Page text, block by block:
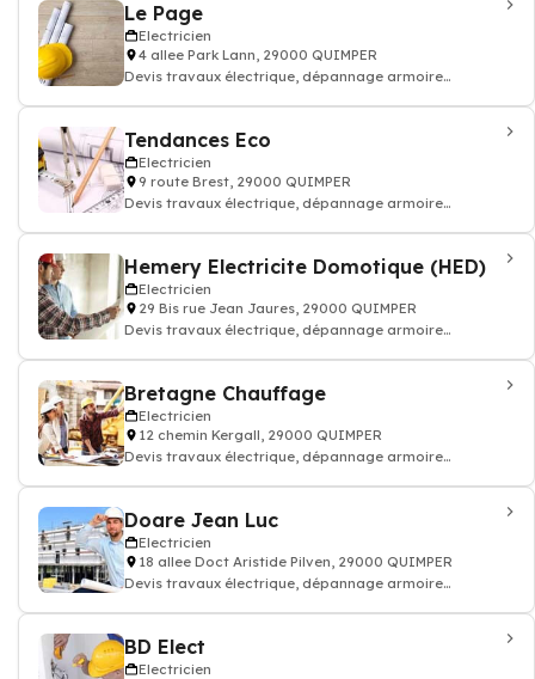
Le Page
Electricien
4 allee Park Lann, 29000 QUIMPER
Devis travaux électrique, dépannage armoire
Tendances Eco
Electricien
9 route Brest, 29000 QUIMPER
Devis travaux électrique, dépannage armoire
Hemery Electricite Domotique (HED)
Electricien
29 Bis rue Jean Jaures, 29000 QUIMPER
Devis travaux électrique, dépannage armoire
Bretagne Chauffage
Electricien
12 chemin Kergall, 29000 QUIMPER
Devis travaux électrique, dépannage armoire
Doare Jean Luc
Electricien
18 allee Doct Aristide Pilven, 29000 QUIMPER
Devis travaux électrique, dépannage armoire
BD Elect
Electricien